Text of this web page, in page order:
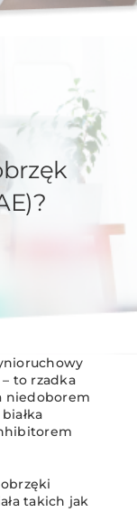
to rzadka
niedoborem
takich jak